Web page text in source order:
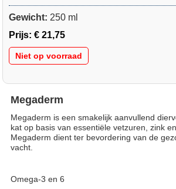
Gewicht: 250 ml
Prijs: € 21,75
Niet op voorraad
Megaderm
Megaderm is een smakelijk aanvullend
kat op basis van essentiële vetzuren, zink
Megaderm dient ter bevordering van de
vacht.
Omega-3 en 6